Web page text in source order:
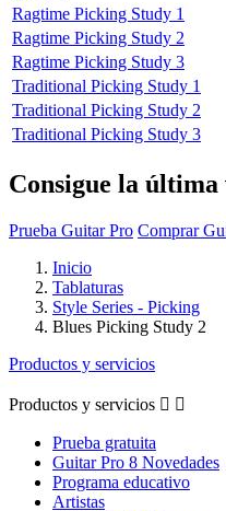
Ragtime Picking Study 1
Ragtime Picking Study 2
Ragtime Picking Study 3
Traditional Picking Study 1
Traditional Picking Study 2
Traditional Picking Study 3
Consigue la
Prueba Guitar Pro Comprar
Inicio
Tablaturas
Style Series - Picking
Blues Picking Study 2
Productos y servicios
Productos y servicios  
Prueba gratuita
Guitar Pro 8 Novedades
Programa educativo
Artistas